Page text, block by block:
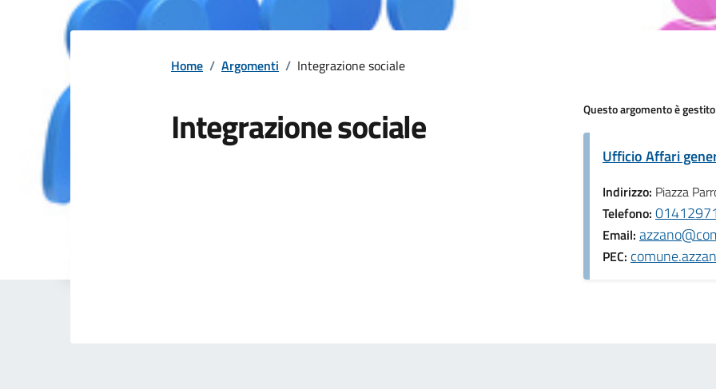
Home / Argomenti / Integrazione sociale
Integrazione sociale Questo argomento è
Ufficio Affari
Indirizzo: Piazza
Telefono:
Email:
PEC: